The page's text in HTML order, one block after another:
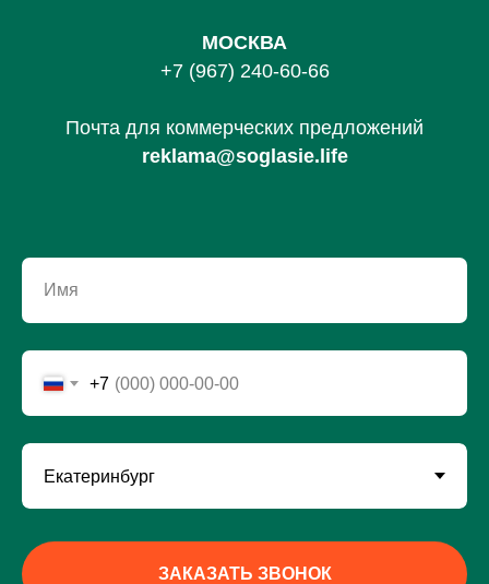
МОСКВА
+7 (967) 240-60-66
Почта для коммерческих предложений
reklama@soglasie.life
Имя
+7
ЗАКАЗАТЬ ЗВОНОК